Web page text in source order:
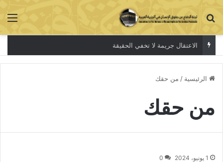
بحث عن
الاعتقال جريمة لا تخفي الحقيقة
الرئيسية / من حقك
من حقك
1 يونيو، 2024 0